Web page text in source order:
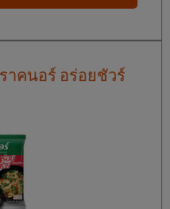
าคนอร์ อร่อยชัวร์